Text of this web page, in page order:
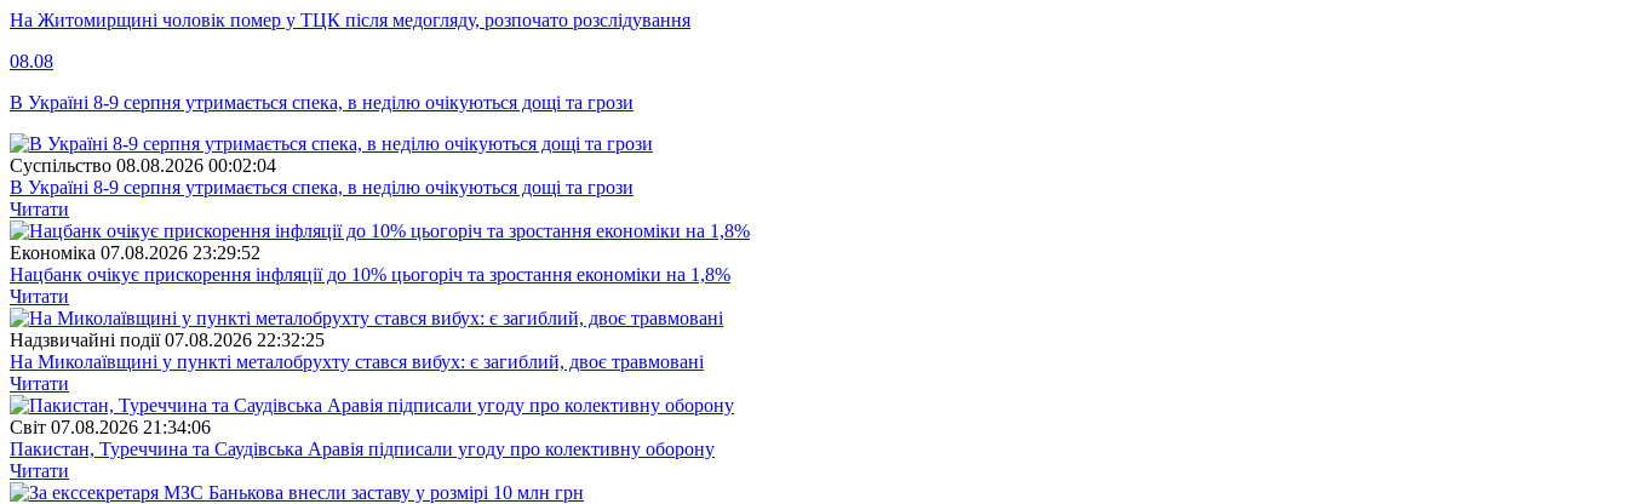
На Житомирщині чоловік помер у ТЦК після медогляду, розпочато розслідування
08.08
В Україні 8-9 серпня утримається спека, в неділю очікуються дощі та грози
Суспiльство 08.08.2026 00:02:04
В Україні 8-9 серпня утримається спека, в неділю очікуються дощі та грози
Читати
Економіка 07.08.2026 23:29:52
Нацбанк очікує прискорення інфляції до 10% цьогоріч та зростання економіки на 1,8%
Читати
Надзвичайні події 07.08.2026 22:32:25
На Миколаївщині у пункті металобрухту стався вибух: є загиблий, двоє травмовані
Читати
Свiт 07.08.2026 21:34:06
Пакистан, Туреччина та Саудівська Аравія підписали угоду про колективну оборону
Читати